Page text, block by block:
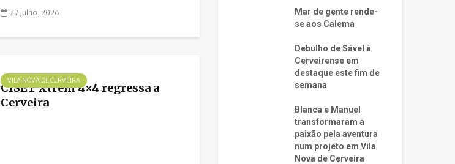
27 Julho, 2026
VILA NOVA DE CERVEIRA
CISET Xtrem 4×4 regressa a
Cerveira
Mar de gente rende-
se aos Calema
Debulho de Sável à
Cerveirense em
destaque este fim de
semana
Blanca e Manuel
transformaram a
paixão pela aventura
num projeto em Vila
Nova de Cerveira